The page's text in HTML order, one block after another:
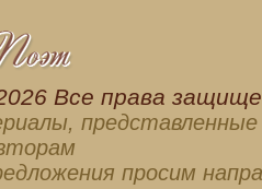
Все права
представленные
просим